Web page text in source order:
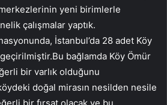
yeni birimlerle
çalışmalar yaptık.
İstanbul’da 28 adet Köy
bağlamda Köy Ömür
bir varlık olduğunu
doğal mirasın nesilden nesile
bir fırsat olacak ve bu